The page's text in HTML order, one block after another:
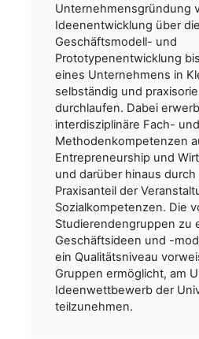
Unternehmensgründung
Ideenentwicklung über die
Geschäftsmodell- und
Prototypenentwicklung
eines Unternehmens in
selbständig und
durchlaufen. Dabei
interdisziplinäre Fach- und
Methodenkompetenzen
Entrepreneurship und
und darüber hinaus
Praxisanteil der
Sozialkompetenzen. Die
Studierendengruppen zu
Geschäftsideen und -
ein Qualitätsniveau
Gruppen ermöglicht, am
Ideenwettbewerb der
teilzunehmen.